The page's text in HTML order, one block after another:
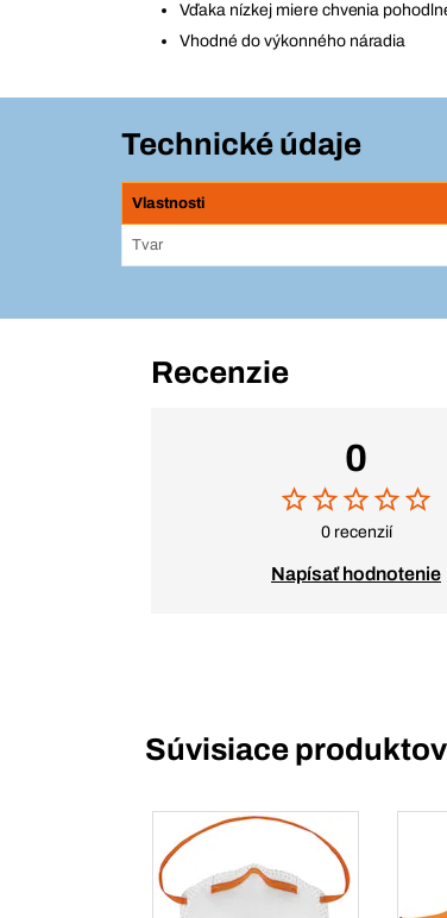
Vďaka nízkej miere chvenia
Vhodné do výkonného náradia
Technické údaje
Vlastnosti
Tvar
Recenzie
0
0 recenzií
Napísať hodnotenie
Súvisiace